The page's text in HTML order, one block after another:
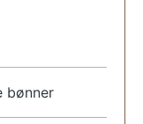
bønner